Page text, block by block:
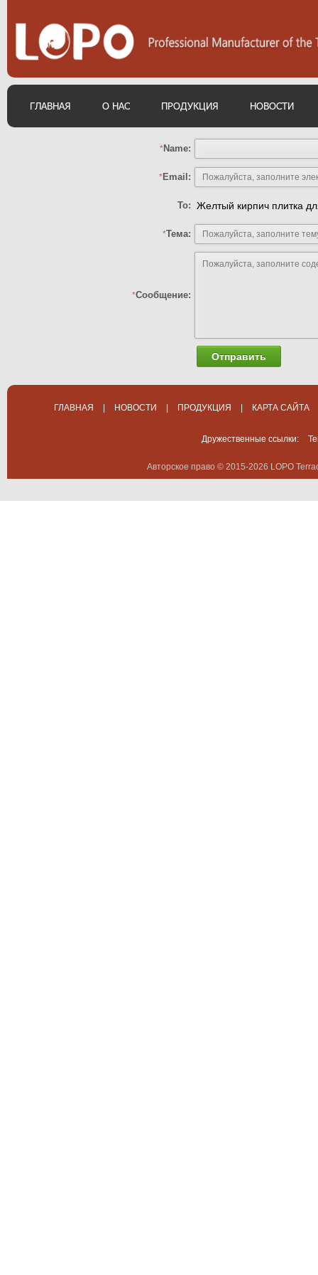
ГЛАВНАЯ О НАС ПРОДУКЦИЯ НОВОСТИ
*Name:
*Email:
To: Желтый кирпич плитка
*Тема:
*Сообщение:
Отправить
ГЛАВНАЯ НОВОСТИ ПРОДУКЦИЯ КАРТА САЙТА
Дружественные ссылки:
Авторское право © 2015-2026 LOPO